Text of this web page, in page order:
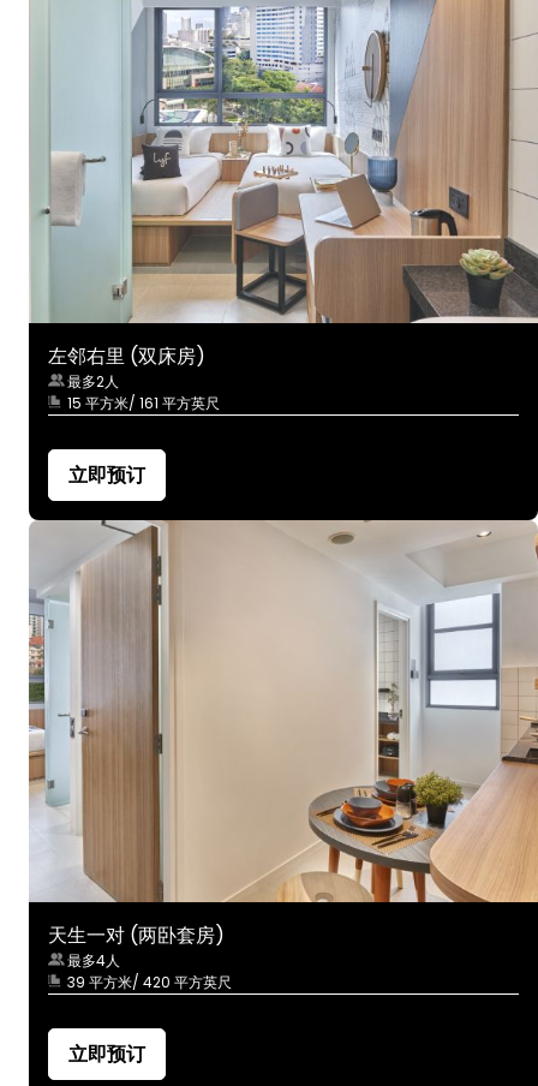
左邻右里 (双床房)
最多2人
15 平方米/ 161 平方英尺
立即预订
天生一对 (两卧套房)
最多4人
39 平方米/ 420 平方英尺
立即预订